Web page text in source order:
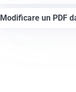
Modificare un PDF